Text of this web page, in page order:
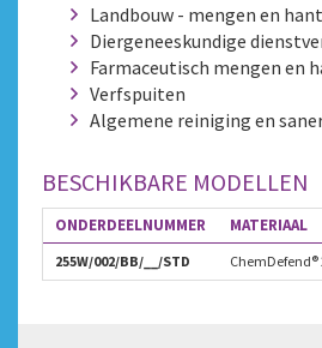
Landbouw - mengen en
Diergeneeskundige
Farmaceutisch mengen en
Verfspuiten
Algemene reiniging en
BESCHIKBARE MODELLEN
ONDERDEELNUMMER MATERIAAL
255W/002/BB/__/STD ChemDefend®